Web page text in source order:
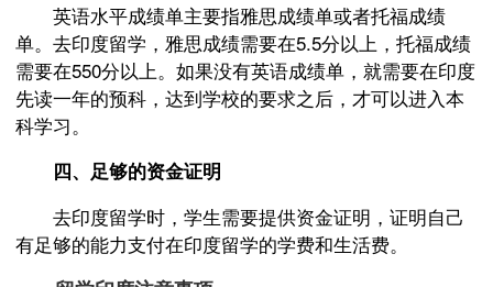
英语水平成绩单主要指雅思成绩单或者托福成绩
单。去印度留学，雅思成绩需要在5.5分以上，托福成绩
需要在550分以上。如果没有英语成绩单，就需要在印度
先读一年的预科，达到学校的要求之后，才可以进入本
科学习。
四、足够的资金证明
去印度留学时，学生需要提供资金证明，证明自己
有足够的能力支付在印度留学的学费和生活费。